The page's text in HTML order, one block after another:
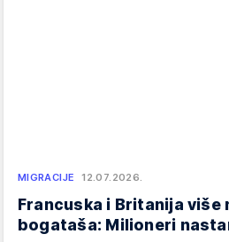
MIGRACIJE 12.07.2026.
Francuska i Britanija više
bogataša: Milioneri